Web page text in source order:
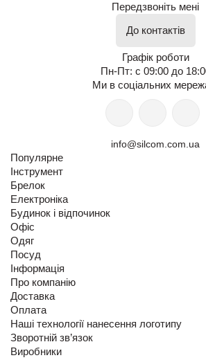
Передзвоніть мені
До контактів
Графік роботи
Пн-Пт: с 09:00 до
Ми в соціальних
info@silcom.com.ua
Популярне
Інструмент
Брелок
Електроніка
Будинок і відпочинок
Офіс
Одяг
Посуд
Інформація
Про компанію
Доставка
Оплата
Наші технології нанесення логотипу
Зворотній зв’язок
Виробники